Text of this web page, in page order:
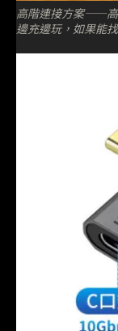
高階連接方案——高
邊充邊玩，如果能